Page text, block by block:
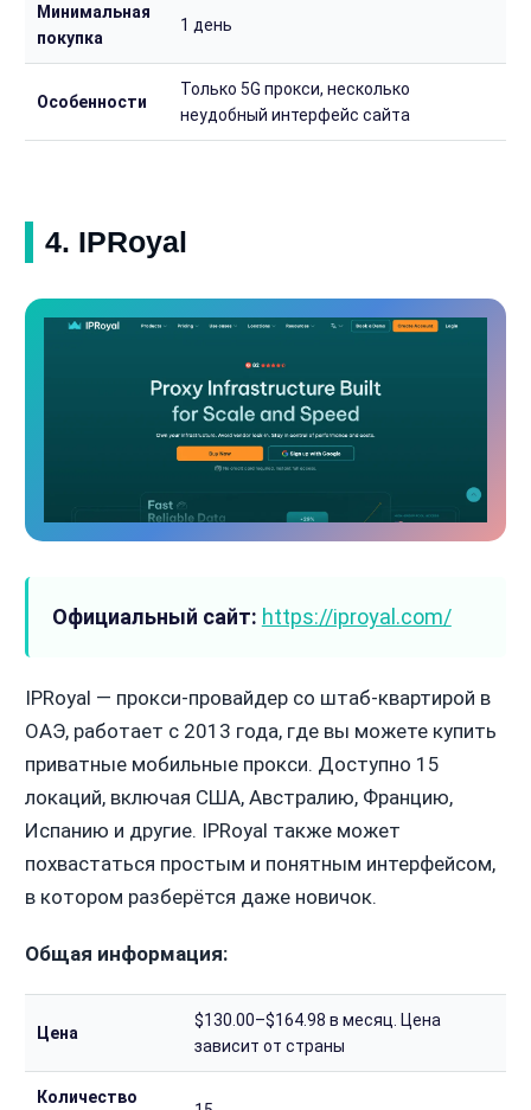
Минимальная
покупка
1 день
Особенности
Только 5G прокси, несколько
неудобный интерфейс сайта
4. IPRoyal
Официальный сайт: https://iproyal.com/
IPRoyal — прокси-провайдер со штаб-квартирой в
ОАЭ, работает с 2013 года, где вы можете купить
приватные мобильные прокси. Доступно 15
локаций, включая США, Австралию, Францию,
Испанию и другие. IPRoyal также может
похвастаться простым и понятным интерфейсом,
в котором разберётся даже новичок.
Общая информация:
Цена
$130.00–$164.98 в месяц. Цена
зависит от страны
Количество